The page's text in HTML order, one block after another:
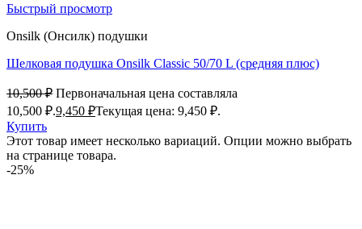
Быстрый просмотр
Onsilk (Онсилк) подушки
Шелковая подушка Onsilk Classic 50/70 L (средняя плюс)
10,500₽ Первоначальная цена составляла
10,500 ₽.9,450 ₽Текущая цена: 9,450 ₽.
Купить
Этот товар имеет несколько вариаций. Опции можно выбрать
на странице товара.
-25%